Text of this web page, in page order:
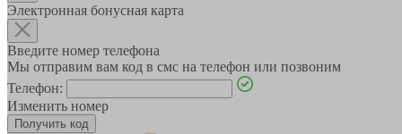
Электронная бонусная карта
Введите номер телефона
Мы отправим вам код в смс на телефон или позвоним
Телефон:
Изменить номер